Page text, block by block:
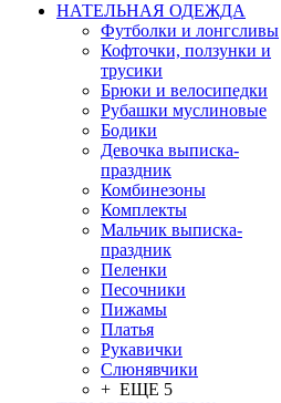
НАТЕЛЬНАЯ ОДЕЖДА
Футболки и лонгсливы
Кофточки, ползунки и
трусики
Брюки и велосипедки
Рубашки муслиновые
Бодики
Девочка выписка-
праздник
Комбинезоны
Комплекты
Мальчик выписка-
праздник
Пеленки
Песочники
Пижамы
Платья
Рукавички
Слюнявчики
+ ЕЩЕ 5